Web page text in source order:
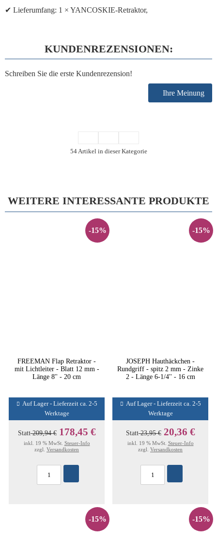
✔ Lieferumfang: 1 × YANCOSKIE-Retraktor,
KUNDENREZENSIONEN:
Schreiben Sie die erste Kundenrezension!
Ihre Meinung
54 Artikel in dieser Kategorie
WEITERE INTERESSANTE PRODUKTE
-15%
FREEMAN Flap Retraktor -
mit Lichtleiter - Blatt 12 mm -
Länge 8'' - 20 cm
Auf Lager - Lieferzeit ca. 2-5
Werktage
Statt209,94 € 178,45 €
inkl. 19 % MwSt. Steuer-Info
zzgl. Versandkosten
-15%
JOSEPH Hauthäckchen -
Rundgriff - spitz 2 mm - Zinke
2 - Länge 6-1/4'' - 16 cm
Auf Lager - Lieferzeit ca. 2-5
Werktage
Statt23,95 € 20,36 €
inkl. 19 % MwSt. Steuer-Info
zzgl. Versandkosten
-15% -15%